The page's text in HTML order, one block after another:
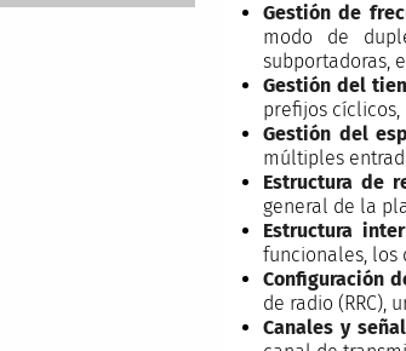
Gestión de
modo de
subportadoras,
Gestión del
prefijos cíclicos,
Gestión del
múltiples
Estructura de
general de la
Estructura
funcionales, los
Configuración
de radio (RRC),
Canales y